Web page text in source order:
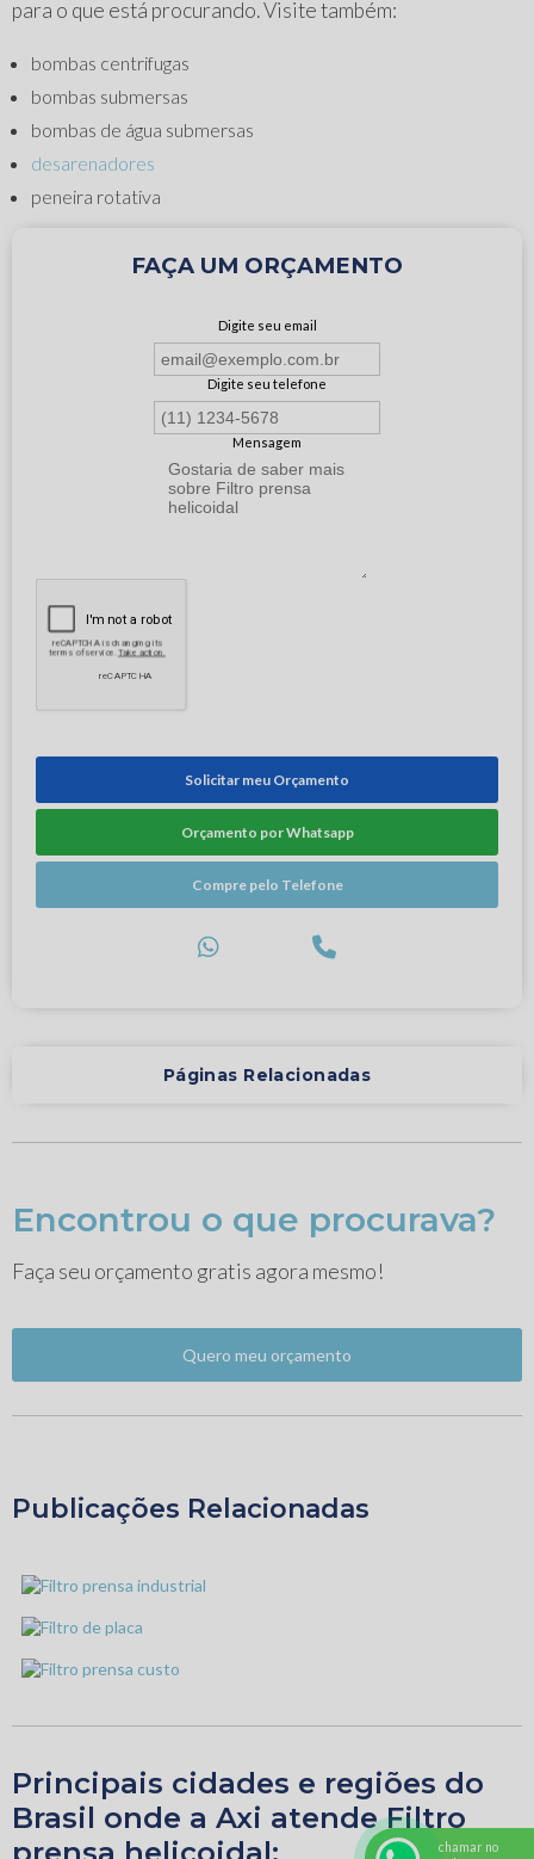
para o que está procurando. Visite também:
bombas centrifugas
bombas submersas
bombas de água submersas
desarenadores
peneira rotativa
FAÇA UM ORÇAMENTO
Digite seu email
Digite seu telefone
Mensagem
Solicitar meu Orçamento
Orçamento por Whatsapp
Compre pelo Telefone
Páginas Relacionadas
Encontrou o que procurava?
Faça seu orçamento gratis agora mesmo!
Quero meu orçamento
Publicações Relacionadas
Principais cidades e regiões do
Brasil onde a Axi atende Filtro
prensa helicoidal:
chamar no